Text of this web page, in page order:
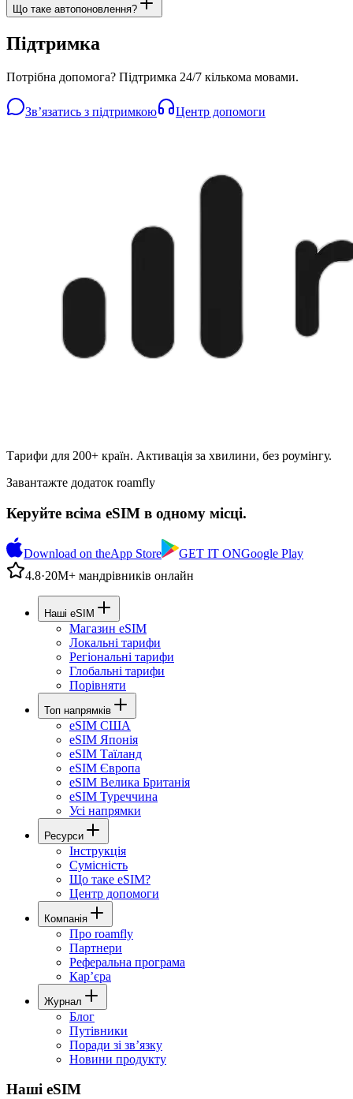
Що таке автопоновлення?
Підтримка
Потрібна допомога? Підтримка 24/7 кількома мовами.
Звʼязатись з підтримкою Центр допомоги
Тарифи для 200+ країн. Активація за хвилини, без роумінгу.
Завантажте додаток roamfly
Керуйте всіма eSIM в одному місці.
Download on theApp Store GET IT ONGoogle Play
4.8·20М+ мандрівників онлайн
Наші eSIM
Магазин eSIM
Локальні тарифи
Регіональні тарифи
Глобальні тарифи
Порівняти
Топ напрямків
eSIM США
eSIM Японія
eSIM Таїланд
eSIM Європа
eSIM Велика Британія
eSIM Туреччина
Усі напрямки
Ресурси
Інструкція
Сумісність
Що таке eSIM?
Центр допомоги
Компанія
Про roamfly
Партнери
Реферальна програма
Карʼєра
Журнал
Блог
Путівники
Поради зі звʼязку
Новини продукту
Наші eSIM